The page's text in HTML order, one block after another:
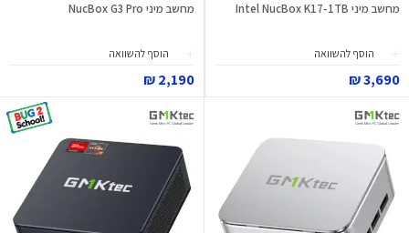
מחשב מיני Intel NucBox K17-1TB
הוסף להשוואה
3,690 ₪
מחשב מיני NucBox G3 Pro
הוסף להשוואה
2,190 ₪